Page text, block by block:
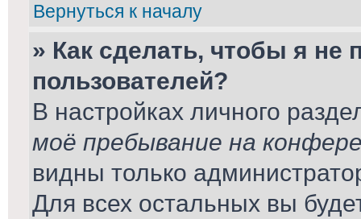
Вернуться к началу
» Как сделать, чтобы я не
пользователей?
В настройках личного
моё пребывание на
видны только
Для всех остальных вы